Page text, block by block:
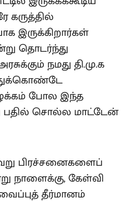
கருத்தில்
இருக்கிறார்கள்
தொடர்ந்து
நமது தி.மு.க
போல இந்த
பதில் சொல்ல மாட்டேன்
பிரச்சனைகளைப்
நாளைக்கு, கேள்வி
தீர்மானம்